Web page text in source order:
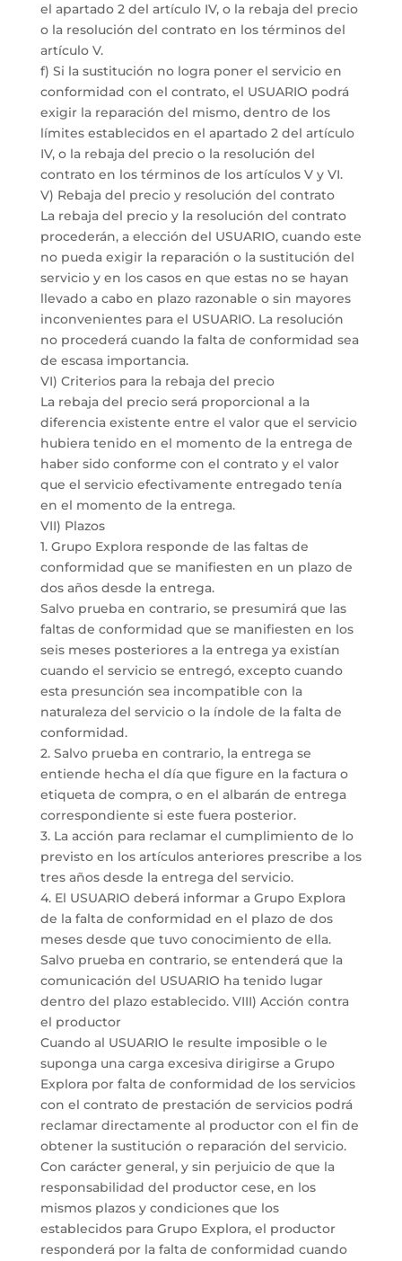
el apartado 2 del artículo IV, o la rebaja del precio
o la resolución del contrato en los términos del
artículo V.
f) Si la sustitución no logra poner el servicio en
conformidad con el contrato, el USUARIO podrá
exigir la reparación del mismo, dentro de los
límites establecidos en el apartado 2 del artículo
IV, o la rebaja del precio o la resolución del
contrato en los términos de los artículos V y VI.
V) Rebaja del precio y resolución del contrato
La rebaja del precio y la resolución del contrato
procederán, a elección del USUARIO, cuando este
no pueda exigir la reparación o la sustitución del
servicio y en los casos en que estas no se hayan
llevado a cabo en plazo razonable o sin mayores
inconvenientes para el USUARIO. La resolución
no procederá cuando la falta de conformidad sea
de escasa importancia.
VI) Criterios para la rebaja del precio
La rebaja del precio será proporcional a la
diferencia existente entre el valor que el servicio
hubiera tenido en el momento de la entrega de
haber sido conforme con el contrato y el valor
que el servicio efectivamente entregado tenía
en el momento de la entrega.
VII) Plazos
1. Grupo Explora responde de las faltas de
conformidad que se manifiesten en un plazo de
dos años desde la entrega.
Salvo prueba en contrario, se presumirá que las
faltas de conformidad que se manifiesten en los
seis meses posteriores a la entrega ya existían
cuando el servicio se entregó, excepto cuando
esta presunción sea incompatible con la
naturaleza del servicio o la índole de la falta de
conformidad.
2. Salvo prueba en contrario, la entrega se
entiende hecha el día que figure en la factura o
etiqueta de compra, o en el albarán de entrega
correspondiente si este fuera posterior.
3. La acción para reclamar el cumplimiento de lo
previsto en los artículos anteriores prescribe a los
tres años desde la entrega del servicio.
4. El USUARIO deberá informar a Grupo Explora
de la falta de conformidad en el plazo de dos
meses desde que tuvo conocimiento de ella.
Salvo prueba en contrario, se entenderá que la
comunicación del USUARIO ha tenido lugar
dentro del plazo establecido. VIII) Acción contra
el productor
Cuando al USUARIO le resulte imposible o le
suponga una carga excesiva dirigirse a Grupo
Explora por falta de conformidad de los servicios
con el contrato de prestación de servicios podrá
reclamar directamente al productor con el fin de
obtener la sustitución o reparación del servicio.
Con carácter general, y sin perjuicio de que la
responsabilidad del productor cese, en los
mismos plazos y condiciones que los
establecidos para Grupo Explora, el productor
responderá por la falta de conformidad cuando